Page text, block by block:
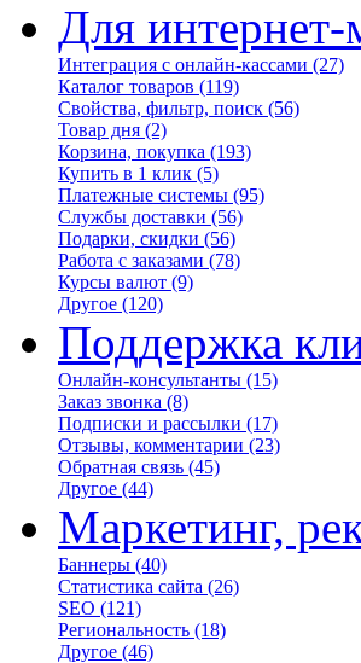
Для интернет-
Интеграция с онлайн-кассами (27)
Каталог товаров (119)
Свойства, фильтр, поиск (56)
Товар дня (2)
Корзина, покупка (193)
Купить в 1 клик (5)
Платежные системы (95)
Службы доставки (56)
Подарки, скидки (56)
Работа с заказами (78)
Курсы валют (9)
Другое (120)
Поддержка
Онлайн-консультанты (15)
Заказ звонка (8)
Подписки и рассылки (17)
Отзывы, комментарии (23)
Обратная связь (45)
Другое (44)
Маркетинг,
Баннеры (40)
Статистика сайта (26)
SEO (121)
Региональность (18)
Другое (46)